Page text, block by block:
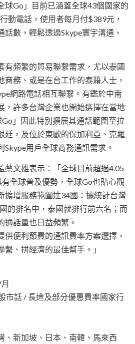
球Go」目前已涵蓋全球43個國家的
動電話，使用者每月付$389元，
數，輕鬆透過Skype寰宇溝通、
有頻繁的貿易聯繫需求，尤以泰國
商務、或是在台工作的泰籍人士，
網路電話相互聯繫。有鑑於中南
，許多台灣企業也開始選擇在當地
」因此特別擴展其通話範圍至拉
廷，及位於東歐的保加利亞、克羅
用戶全球商務通訊需求。
蔡文雄表示：「全球目前超過4.05
全球普及優勢，全球Go也貼心觀
擴增服務範圍達34國：據統計台灣
的排名中，泰國就排行前六名；而
通話量也日益頻繁。
供便利節費的通訊費率方案選擇，
、拼經濟的最佳幫手。」
市話 / 長途及部分優惠費率國家行
、新加坡、日本、南韓、馬來西